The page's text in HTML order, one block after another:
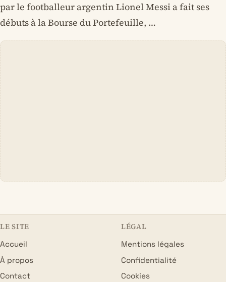
par le footballeur argentin Lionel Messi a fait ses
débuts à la Bourse du Portefeuille, …
LE SITE
Accueil
À propos
Contact
LÉGAL
Mentions légales
Confidentialité
Cookies